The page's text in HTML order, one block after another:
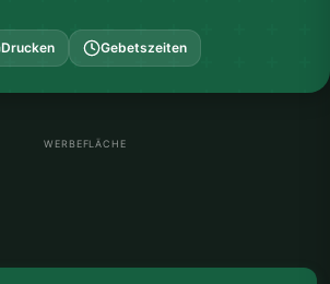
Drucken Gebetszeiten
WERBEFLÄCHE